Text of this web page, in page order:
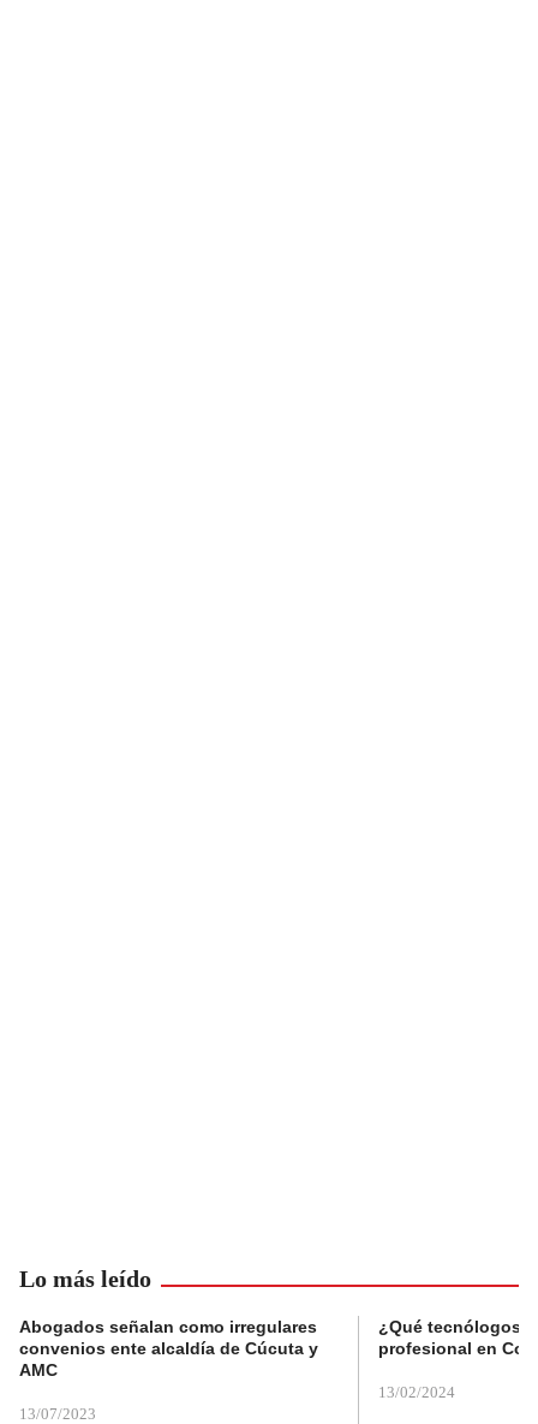
Lo más leído
Abogados señalan como irregulares
convenios ente alcaldía de Cúcuta y
AMC
13/07/2023
¿Qué tecnólogos
profesional en
13/02/2024